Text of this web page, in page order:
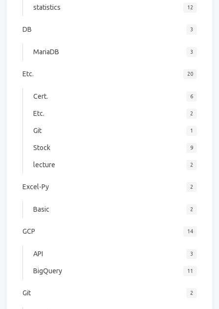
statistics 12
DB 3
MariaDB 3
Etc. 20
Cert. 6
Etc. 2
Git 1
Stock 9
lecture 2
Excel-Py 2
Basic 2
GCP 14
API 3
BigQuery 11
Git 2